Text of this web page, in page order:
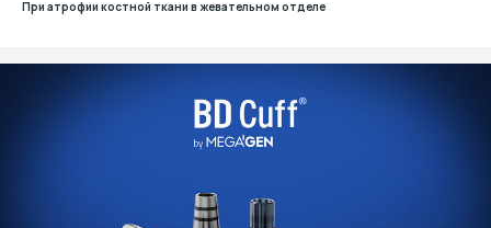
При атрофии костной ткани в жевательном отделе